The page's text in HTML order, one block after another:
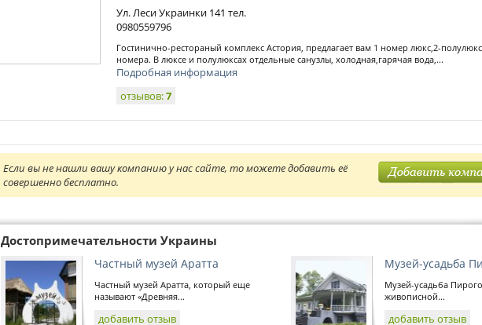
Ул. Леси Украинки 141 тел.
0980559796
Гостинично-рестораный комплекс Астория, предлагает вам 1 номер люкс,2-
номера. В люксе и полулюксах отдельные санузлы, холодная,гарячая вода,...
Подробная информация
отзывов:7
Если вы не нашли вашу компанию у нас сайте, то можете добавить её
совершенно бесплатно.
Достопримечательности Украины
Частный музей Аратта
Частный музей Аратта, который еще
называют «Древняя...
добавить отзыв
Музей-усадьба
Музей-усадьба
живописной...
добавить отзыв